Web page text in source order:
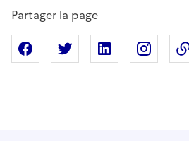
Partager la page
Partager sur Facebook
Partager sur XPartager sur